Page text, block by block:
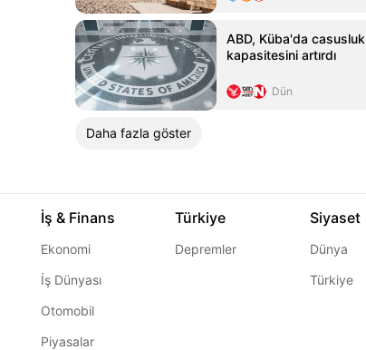
ABD, Küba'da casusluk
kapasitesini artırdı
Dün
Daha fazla göster
İş & Finans
Ekonomi
İş Dünyası
Otomobil
Piyasalar
Türkiye
Depremler
Siyaset
Dünya
Türkiye